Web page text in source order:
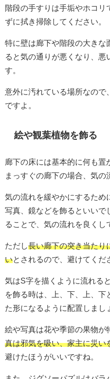
階段の手すりは手垢やホコリ
ずに拭き掃除してください。
特に壁は廊下や階段の大きな
ると気の通りが悪くなり、悪
す。
意外に汚れている場所なので
ですよ。
絵や観葉植物を飾る
廊下の床には基本的に何も置
まっすぐの廊下の場合、気の
気の流れを緩やかにするため
写真、鏡などを飾るといいで
ることで、気の流れを良くし
ただし 長い廊下の突き当たり
いとされるので、避けてくだ
気はS字を描くように流れる
を飾る時は、上、下、上、下
た形になるように配置しまし
絵や写真は花や季節の果物が
真は邪気を吸い、家主に災い
避けたほうがいいですね。